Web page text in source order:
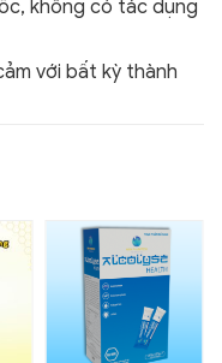
không có tác dụng
với bất kỳ thành